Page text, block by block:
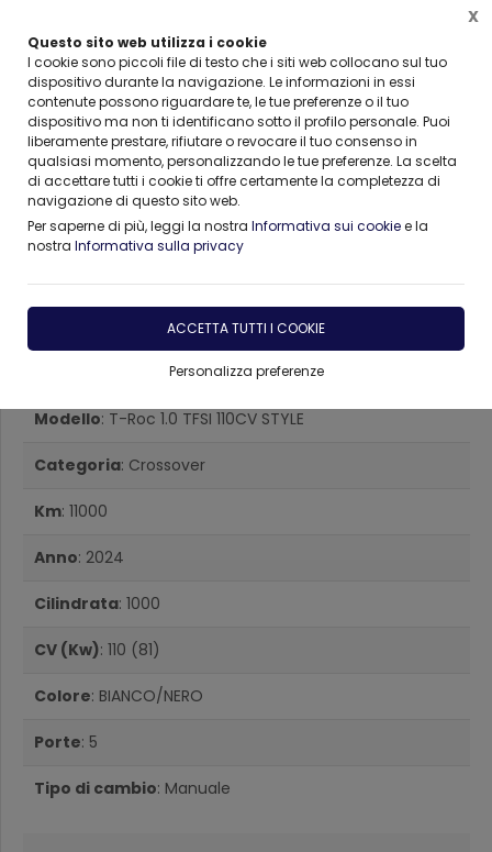
Questo sito web utilizza i cookie
I cookie sono piccoli file di testo che i siti web collocano sul tuo
dispositivo durante la navigazione. Le informazioni in essi
contenute possono riguardare te, le tue preferenze o il tuo
dispositivo ma non ti identificano sotto il profilo personale. Puoi
liberamente prestare, rifiutare o revocare il tuo consenso in
qualsiasi momento, personalizzando le tue preferenze. La scelta
di accettare tutti i cookie ti offre certamente la completezza di
navigazione di questo sito web.
Per saperne di più, leggi la nostra Informativa sui cookiee la
nostra Informativa sulla privacy
ACCETTA TUTTI I COOKIE
Personalizza preferenze
X
Home AUTO AZIENDALI , KM0 Volkswagen T-Roc
110CV STYLE Benzina
: Volkswagen
Modello: T-Roc 1.0 TFSI 110CV STYLE
Categoria: Crossover
Km: 11000
Anno: 2024
Cilindrata: 1000
CV (Kw): 110 (81)
Colore: BIANCO/NERO
Porte: 5
Tipo di cambio: Manuale